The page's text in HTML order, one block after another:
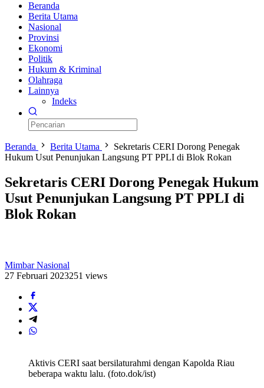
Beranda
Berita Utama
Nasional
Provinsi
Ekonomi
Politik
Hukum & Kriminal
Olahraga
Lainnya
Indeks
Beranda Berita Utama
Sekretaris CERI Dorong Penegak
Hukum Usut Penunjukan Langsung PT PPLI di Blok Rokan
Sekretaris CERI Dorong Penegak Hukum
Usut Penunjukan Langsung PT PPLI di
Blok Rokan
Mimbar Nasional
27 Februari 2023251 views
Aktivis CERI saat bersilaturahmi dengan Kapolda Riau
beberapa waktu lalu. (foto.dok/ist)